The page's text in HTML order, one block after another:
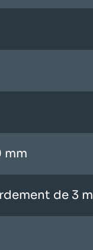
mm
de 3 m